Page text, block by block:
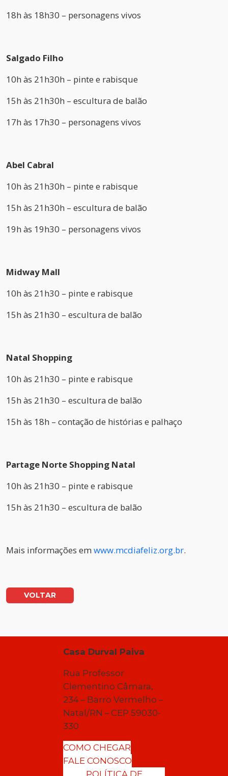
18h às 18h30 – personagens vivos
Salgado Filho
10h às 21h30h – pinte e rabisque
15h às 21h30h – escultura de balão
17h às 17h30 – personagens vivos
Abel Cabral
10h às 21h30h – pinte e rabisque
15h às 21h30h – escultura de balão
19h às 19h30 – personagens vivos
Midway Mall
10h às 21h30 – pinte e rabisque
15h às 21h30 – escultura de balão
Natal Shopping
10h às 21h30 – pinte e rabisque
15h às 21h30 – escultura de balão
15h às 18h – contação de histórias e palhaço
Partage Norte Shopping Natal
10h às 21h30 – pinte e rabisque
15h às 21h30 – escultura de balão
Mais informações em www.mcdiafeliz.org.br.
VOLTAR
Casa Durval Paiva
Rua Professor
Clementino Câmara,
234 – Barro Vermelho –
Natal/RN – CEP 59030-
330
COMO CHEGAR
FALE CONOSCO
POLÍTICA DE